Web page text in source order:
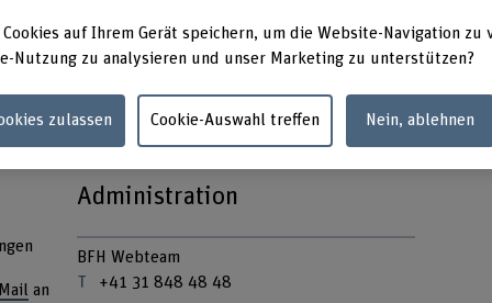
BFH betrieben. Die BFH ist
Fachhochschule der Schweiz für
denkende und handelnde
an
Administration
BFH Webteam
+41 31 848 48 48
auf Ihrem Gerät speichern, um die Website-Navigation zu
Nutzung zu analysieren und unser Marketing zu unterstützen?
zulassen Cookie-Auswahl treffen Nein, ablehnen